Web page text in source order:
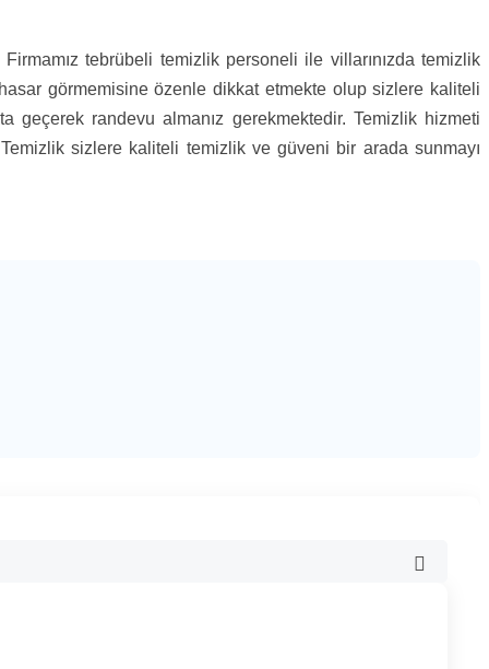
tebrübeli temizlik personeli ile villarınızda temizlik
görmemisine özenle dikkat etmekte olup sizlere kaliteli
geçerek randevu almanız gerekmektedir. Temizlik hizmeti
sizlere kaliteli temizlik ve güveni bir arada sunmayı